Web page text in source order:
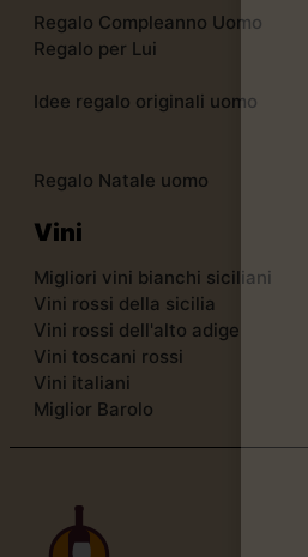
Regalo Compleanno Uomo
Regalo per Lui
Idee regalo originali uomo
Regalo Natale uomo
Vini
Migliori vini bianchi siciliani
Vini rossi della sicilia
Vini rossi dell'alto adige
Vini toscani rossi
Vini italiani
Miglior Barolo